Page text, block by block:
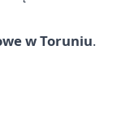
w Toruniu.